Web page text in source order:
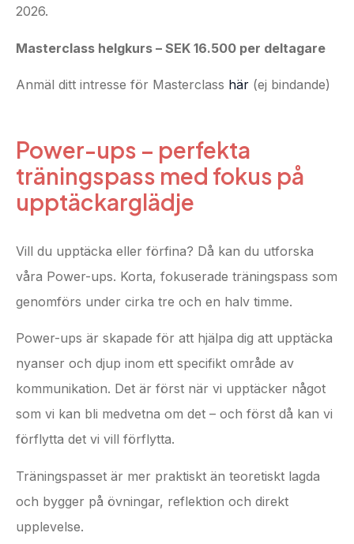
2026.
Masterclass helgkurs – SEK 16.500 per deltagare
Anmäl ditt intresse för Masterclass här (ej bindande)
Power-ups – perfekta
träningspass med fokus på
upptäckarglädje
Vill du upptäcka eller förfina? Då kan du utforska
våra Power-ups. Korta, fokuserade träningspass som
genomförs under cirka tre och en halv timme.
Power-ups är skapade för att hjälpa dig att upptäcka
nyanser och djup inom ett specifikt område av
kommunikation. Det är först när vi upptäcker något
som vi kan bli medvetna om det – och först då kan vi
förflytta det vi vill förflytta.
Träningspasset är mer praktiskt än teoretiskt lagda
och bygger på övningar, reflektion och direkt
upplevelse.